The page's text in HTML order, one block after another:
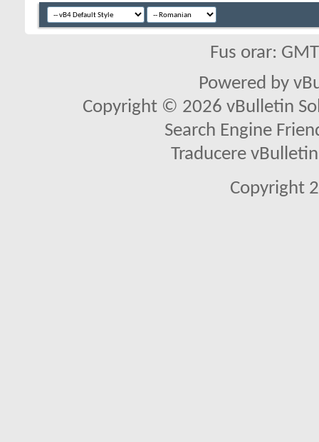
Fus orar:
Powered by
Copyright © 2026 vBulletin
Search Engine
Traducere
Copyright